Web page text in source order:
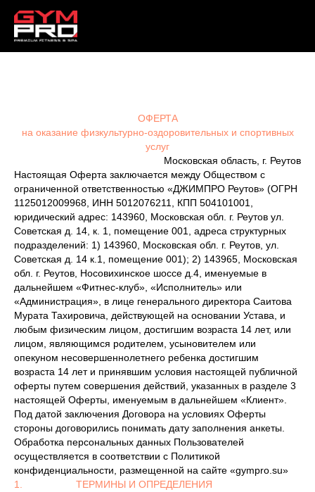
ОФЕРТА
на оказание физкультурно-оздоровительных и спортивных
услуг
Московская область, г. Реутов
Настоящая Оферта заключается между Обществом с
ограниченной ответственностью «ДЖИМПРО Реутов» (ОГРН
1125012009968, ИНН 5012076211, КПП 504101001,
юридический адрес: 143960, Московская обл. г. Реутов ул.
Советская д. 14, к. 1, помещение 001, адреса структурных
подразделений: 1) 143960, Московская обл. г. Реутов, ул.
Советская д. 14 к.1, помещение 001); 2) 143965, Московская
обл. г. Реутов, Носовихинское шоссе д.4, именуемые в
дальнейшем «Фитнес-клуб», «Исполнитель» или
«Администрация», в лице генерального директора Саитова
Мурата Тахировича, действующей на основании Устава, и
любым физическим лицом, достигшим возраста 14 лет, или
лицом, являющимся родителем, усыновителем или
опекуном несовершеннолетнего ребенка достигшим
возраста 14 лет и принявшим условия настоящей публичной
оферты путем совершения действий, указанных в разделе 3
настоящей Оферты, именуемым в дальнейшем «Клиент».
Под датой заключения Договора на условиях Оферты
стороны договорились понимать дату заполнения анкеты.
Обработка персональных данных Пользователей
осуществляется в соответствии с Политикой
конфиденциальности, размещенной на сайте «gympro.su»
1. ТЕРМИНЫ И ОПРЕДЕЛЕНИЯ